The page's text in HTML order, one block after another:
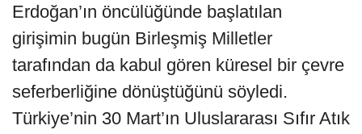
Erdoğan’ın öncülüğünde başlatılan
girişimin bugün Birleşmiş Milletler
tarafından da kabul gören küresel bir çevre
seferberliğine dönüştüğünü söyledi.
Türkiye’nin 30 Mart’ın Uluslararası Sıfır Atık